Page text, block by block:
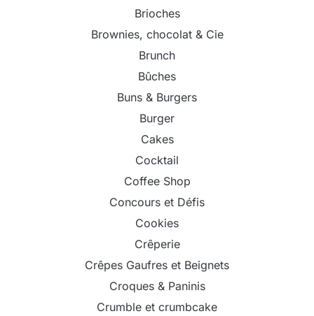
Brioches
Brownies, chocolat & Cie
Brunch
Bûches
Buns & Burgers
Burger
Cakes
Cocktail
Coffee Shop
Concours et Défis
Cookies
Crêperie
Crêpes Gaufres et Beignets
Croques & Paninis
Crumble et crumbcake